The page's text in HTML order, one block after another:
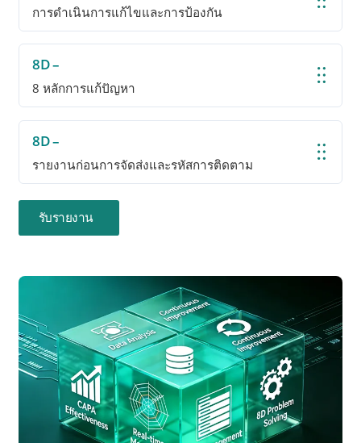
การดำเนินการแก้ไขและการป้องกัน
8D –
8 หลักการแก้ปัญหา
8D –
รายงานก่อนการจัดส่งและรหัสการติดตาม
รับรายงาน